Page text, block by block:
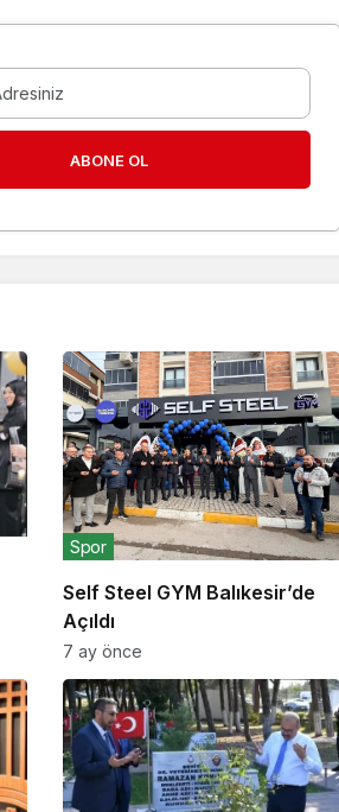
ABONE OL
Self Steel GYM Balıkesir’de
Açıldı
Spor
7 ay önce